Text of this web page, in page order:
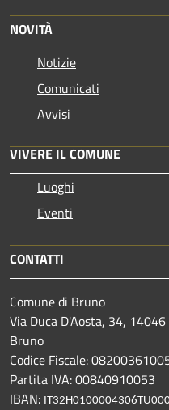
NOVITÀ
Notizie
Comunicati
Avvisi
VIVERE IL COMUNE
Luoghi
Eventi
CONTATTI
Comune di Bruno
Via Duca D'Aosta, 34,
Bruno
Codice Fiscale:
Partita IVA: 00840910053
IBAN: